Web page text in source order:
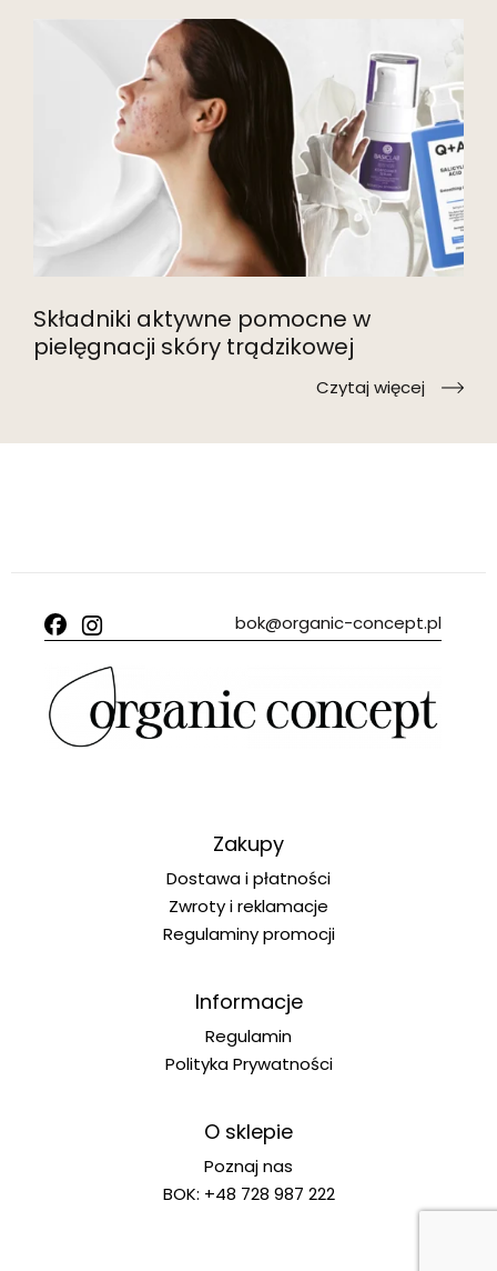
Składniki aktywne pomocne w
pielęgnacji skóry trądzikowej
Czytaj więcej
bok@organic-concept.pl
Zakupy
Dostawa i płatności
Zwroty i reklamacje
Regulaminy promocji
Informacje
Regulamin
Polityka Prywatności
O sklepie
Poznaj nas
BOK: +48 728 987 222